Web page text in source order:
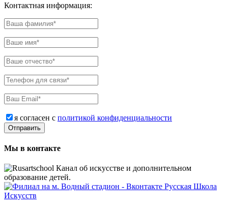
Контактная информация:
я согласен с политикой конфиденциальности
Мы в контакте
Русская Школа
Искусств